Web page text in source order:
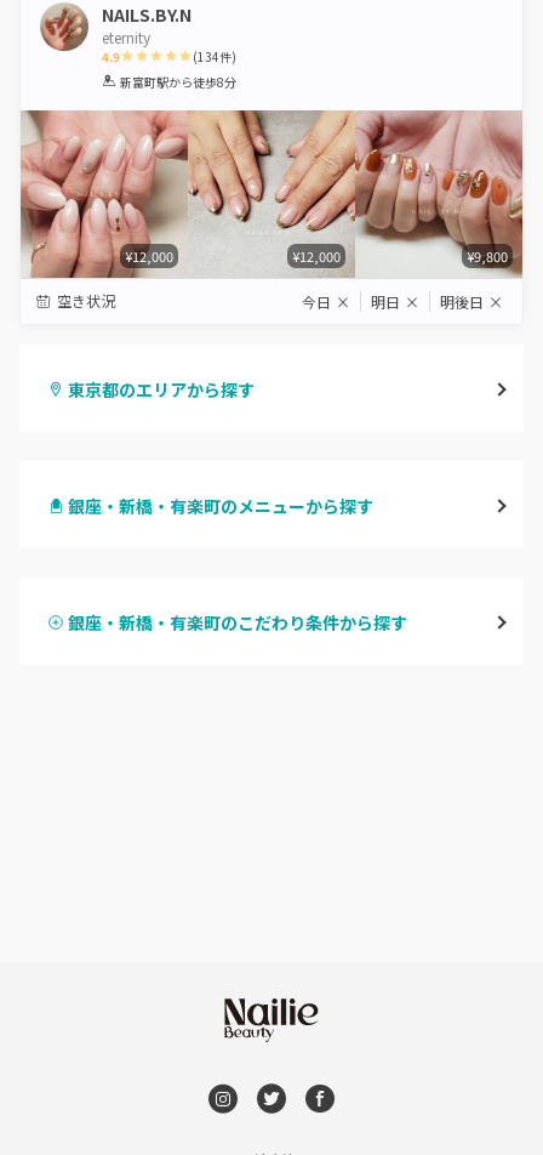
NAILS.BY.N
eternity
4.9
1 2 3 4 5
(134件)
新富町駅から徒歩8分
¥12,000 ¥12,000 ¥9,800
空き状況 今日 × 明日 × 明後日 ×
東京都のエリアから探す
銀座・新橋・有楽町のメニューから探す
ハンドスカルプ
銀座・新橋・有楽町のこだわり条件から探す